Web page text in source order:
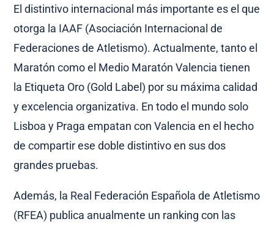
El distintivo internacional más importante es el que
otorga la IAAF (Asociación Internacional de
Federaciones de Atletismo). Actualmente, tanto el
Maratón como el Medio Maratón Valencia tienen
la Etiqueta Oro (Gold Label) por su máxima calidad
y excelencia organizativa. En todo el mundo solo
Lisboa y Praga empatan con Valencia en el hecho
de compartir ese doble distintivo en sus dos
grandes pruebas.
Además, la Real Federación Española de Atletismo
(RFEA) publica anualmente un ranking con las